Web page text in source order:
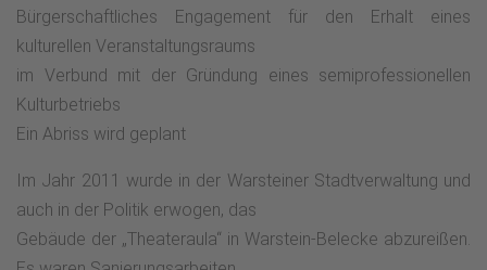
Bürgerschaftliches Engagement für den Erhalt eines
kulturellen Veranstaltungsraums
im Verbund mit der Gründung eines semiprofessionellen
Kulturbetriebs
Ein Abriss wird geplant
Im Jahr 2011 wurde in der Warsteiner Stadtverwaltung und
auch in der Politik erwogen, das
Gebäude der „Theateraula“ in Warstein-Belecke abzureißen.